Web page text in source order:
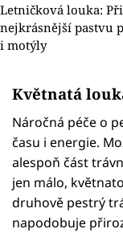
Letničková louka:
nejkrásnější pastvu
i motýly
Květnatá
Náročná péče o
času i energie.
alespoň část
jen málo,
druhově pestrý
napodobuje